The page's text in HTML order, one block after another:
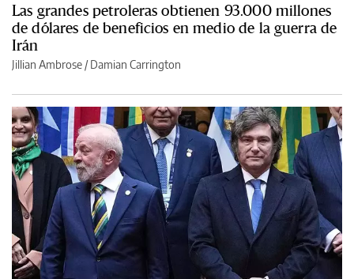
Las grandes petroleras obtienen 93.000 millones
de dólares de beneficios en medio de la guerra de
Irán
Jillian Ambrose / Damian Carrington